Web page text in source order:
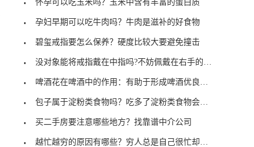
怀孕可以吃玉米吗？玉米中含有丰富的蛋白质
孕妇早期可以吃牛肉吗？牛肉是滋补的好食物
碧玺戒指要怎么保养？硬度比较大要避免撞击
没对象能将戒指戴在中指吗?不妨佩戴在右手的食指
啤酒花在啤酒中的作用：有助于形成啤酒优良的泡沫
包子属于淀粉类食物吗？吃多了淀粉类食物会长胖
买二手房要注意哪些地方？找靠谱中介公司
越忙越穷的原因有哪些？穷人总是自己很忙却让钱闲着